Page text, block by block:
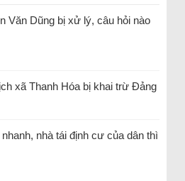
Văn Dũng bị xử lý, câu hỏi nào
xã Thanh Hóa bị khai trừ Đảng
nhà tái định cư của dân thì